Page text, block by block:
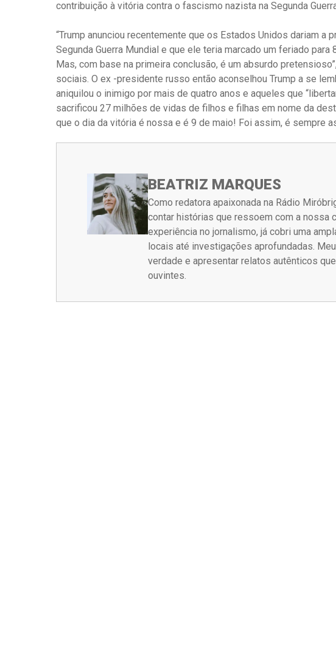
contribuição à vitória contra o fascismo nazista na Segunda
“Trump anunciou recentemente que os Estados Unidos dariam a
Segunda Guerra Mundial e que ele teria marcado um feriado para
Mas, com base na primeira conclusão, é um absurdo
sociais. O ex -presidente russo então aconselhou Trump a se
aniquilou o inimigo por mais de quatro anos e aqueles que
sacrificou 27 milhões de vidas de filhos e filhas em nome da
que o dia da vitória é nossa e é 9 de maio! Foi assim, é sempre
BEATRIZ MARQUES
Como redatora apaixonada na Rádio
contar histórias que ressoem com a nossa
experiência no jornalismo, já cobri uma
locais até investigações aprofundadas.
verdade e apresentar relatos autênticos
ouvintes.